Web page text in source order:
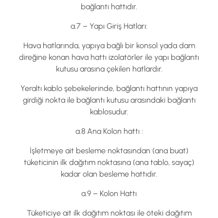
bağlantı hattıdır.
a.7 – Yapı Giriş Hatları:
Hava hatlarında, yapıya bağlı bir konsol yada dam
direğine konan hava hattı izolatörler ile yapı bağlantı
kutusu arasına çekilen hatlardır.
Yeraltı kablo şebekelerinde, bağlantı hattının yapıya
girdiği nokta ile bağlantı kutusu arasındaki bağlantı
kablosudur.
a.8 Ana Kolon hattı :
İşletmeye ait besleme noktasından (ana buat)
tüketicinin ilk dağıtım noktasına (ana tablo, sayaç)
kadar olan besleme hattıdır.
a.9 – Kolon Hattı
Tüketiciye ait ilk dağıtım noktası ile öteki dağıtım